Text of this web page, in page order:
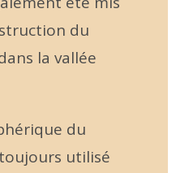
du
la vallée
du
utilisé